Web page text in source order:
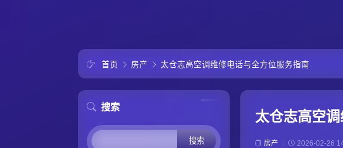
首页 房产 太仓志高空调维修电话与全方位服务指南
搜索
Search
太仓志高空
房产 2026-02-26